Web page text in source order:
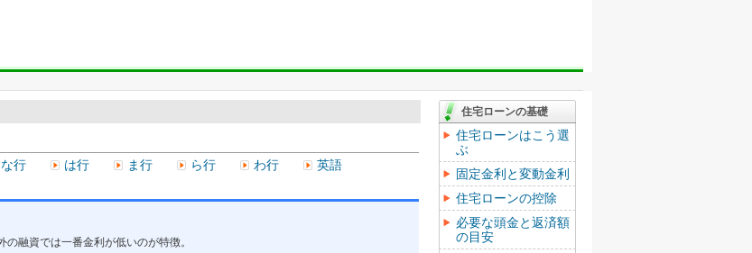
な行 は行 ま行 ら行 わ行 英語
融資では一番金利が低いのが特徴。
住宅ローンの基礎
住宅ローンはこう選
ぶ
固定金利と変動金利
住宅ローンの控除
必要な頭金と返済額
の目安